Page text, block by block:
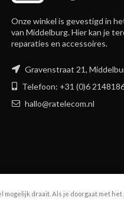
Onze winkel is gevestigd in
van Middelburg. Hier kan je
reparaties en accessoires.
Gravenstraat 21,
Telefoon: +31 (0)6
hallo@ratelecom.nl
mogelijk draait. Als je doorgaat met